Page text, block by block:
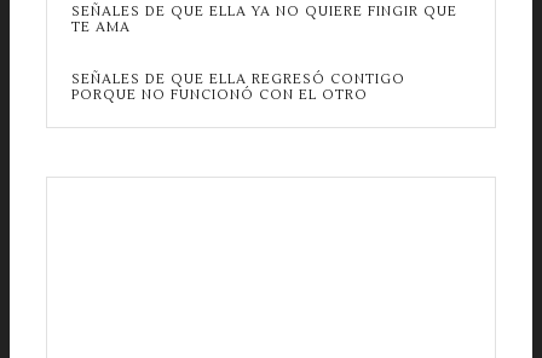
SEÑALES DE QUE ELLA YA NO QUIERE FINGIR QUE
TE AMA
SEÑALES DE QUE ELLA REGRESÓ CONTIGO
PORQUE NO FUNCIONÓ CON EL OTRO